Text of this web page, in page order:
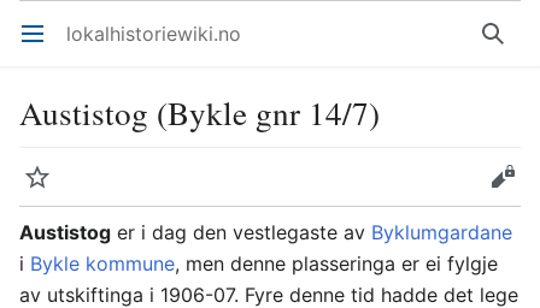
Åpne hovedmenyen lokalhistoriewiki.no Søk
Austistog (Bykle gnr 14/7)
Overvåk
Rediger
Austistog er i dag den vestlegaste av Byklumgardane
i Bykle kommune, men denne plasseringa er ei fylgje
av utskiftinga i 1906-07. Fyre denne tid hadde det lege